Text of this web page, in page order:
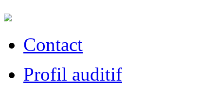
Contact
Profil auditif